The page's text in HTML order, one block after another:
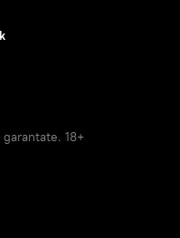
18+